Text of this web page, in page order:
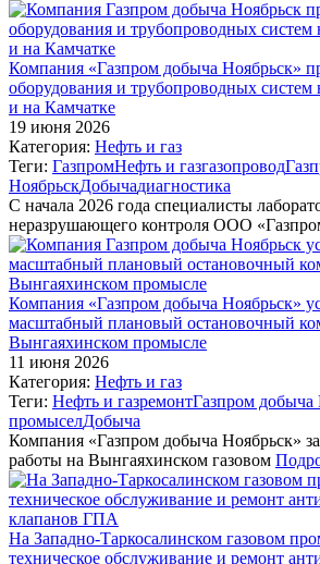
Компания «Газпром добыча Ноябрьск»
оборудования и трубопроводных
и на Камчатке
19 июня 2026
Категория: Нефть и газ
Теги: ГазпромНефть и газгазопровод
НоябрьскДобычадиагностика
С начала 2026 года специалисты
неразрушающего контроля ООО
Компания «Газпром добыча Ноябрьск»
масштабный плановый остановочный
Вынгаяхинском промысле
11 июня 2026
Категория: Нефть и газ
Теги: Нефть и газремонтГазпром добыча
промыселДобыча
Компания «Газпром добыча Ноябрьск»
работы на Вынгаяхинском газовом
На Западно-Таркосалинском газовом
техническое обслуживание и ремонт